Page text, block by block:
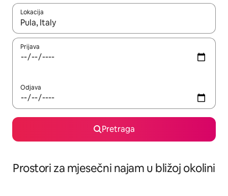
Lokacija
Kad su rezultati dostupni, možete da se krećete kroz njih
Prijava
Odjava
Pretraga
Prostori za mjesečni najam u bližoj okolini